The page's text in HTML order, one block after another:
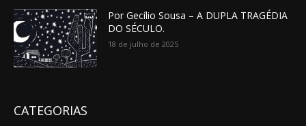
Por Gecílio Sousa – A DUPLA TRAGÉDIA
DO SÉCULO.
18 de julho de 2025
CATEGORIAS